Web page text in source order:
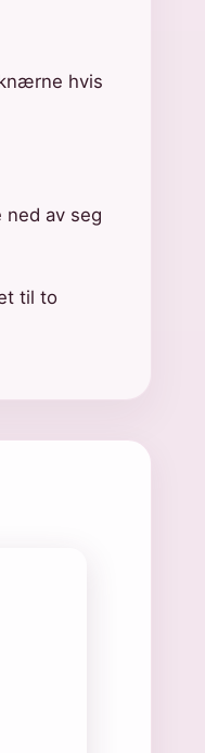
hvis
ned av seg
til to